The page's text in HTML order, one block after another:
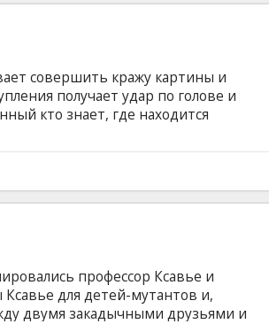
совершить кражу картины и
получает удар по голове и
кто знает, где находится
женщину-гипнотизершу, чтобы
языке с субтитрами на
профессор Ксавье и
для детей-мутантов и,
двумя закадычными друзьями и